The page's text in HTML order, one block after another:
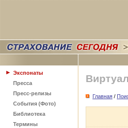
Экспонаты
Пресса
Пресс-релизы
События (Фото)
Библиотека
Термины
Главная /